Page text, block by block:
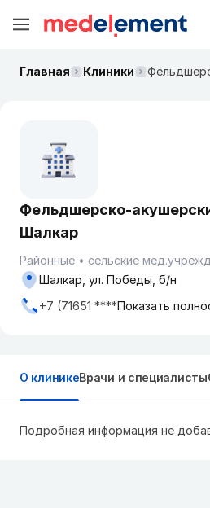
Главная Клиники
Фельдшерско-
Шалкар
Районные
сельские
Шалкар, ул. Победы, б/н
+7 (71651 ****Показать
О клиникеВрачи и специалисты
Подробная информация не